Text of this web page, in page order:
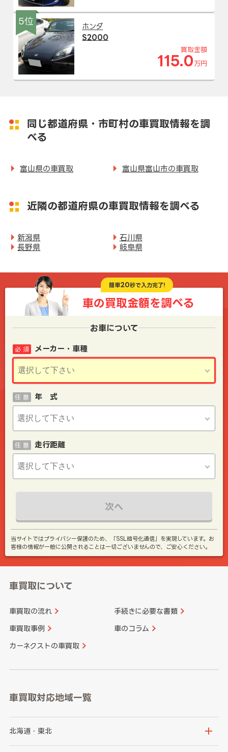
5位
ホンダ
S2000
買取金額
115.0 万円
同じ都道府県・市町村の車買取情報を調
べる
富山県の車買取 富山県富山市の車買取
近隣の都道府県の車買取情報を調べる
新潟県
石川県
長野県
岐阜県
簡単20秒で入力完了!
車の買取金額を調べる
お車について
メーカー・車種
必 須
年 式
任 意
走行距離
任 意
次へ
当サイトではプライバシー保護のため、「SSL暗号化通信」を実現しています。お
客様の情報が一般に公開されることは一切ございませんので、ご安心ください。
車買取について
車買取の流れ 手続きに必要な書類
車買取事例 車のコラム
カーネクストの車買取
車買取対応地域一覧
北海道・東北